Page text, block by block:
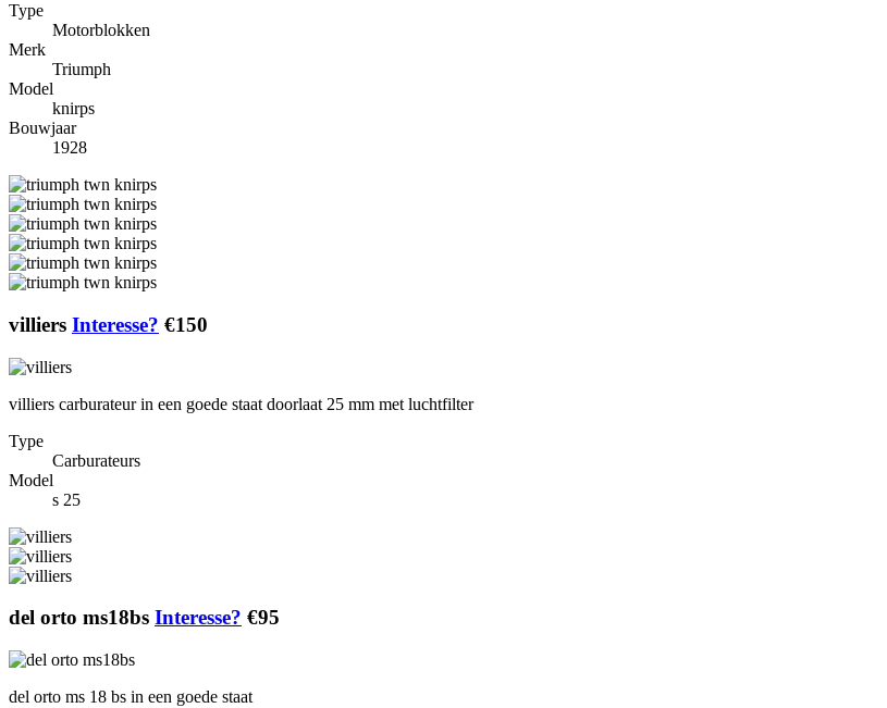
Type
Motorblokken
Merk
Triumph
Model
knirps
Bouwjaar
1928
villiers Interesse? €150
villiers carburateur in een goede staat doorlaat 25 mm met luchtfilter
Type
Carburateurs
Model
s 25
del orto ms18bs Interesse? €95
del orto ms 18 bs in een goede staat